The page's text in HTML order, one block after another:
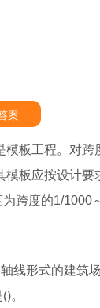
案
模板工程。对跨
模板应按设计要
跨度的1/1000
线形式的建筑
。